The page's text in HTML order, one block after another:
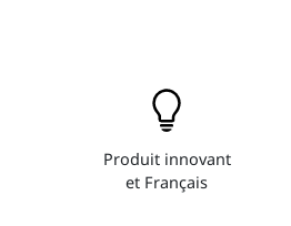
Produit innovant
et Français